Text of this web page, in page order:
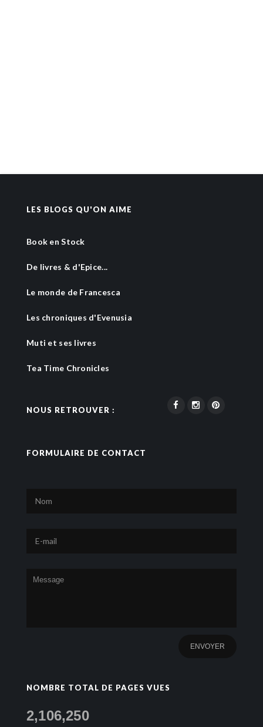
LES BLOGS QU'ON AIME
Book en Stock
De livres & d'Epice...
Le monde de Francesca
Les chroniques d'Evenusia
Muti et ses livres
Tea Time Chronicles
NOUS RETROUVER :
FORMULAIRE DE CONTACT
NOMBRE TOTAL DE PAGES VUES
2,106,250